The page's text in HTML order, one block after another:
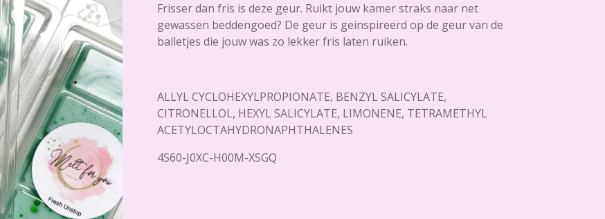
Frisser dan fris is deze geur. Ruikt jouw kamer straks naar net
gewassen beddengoed? De geur is geinspireerd op de geur van de
balletjes die jouw was zo lekker fris laten ruiken.
ALLYL CYCLOHEXYLPROPIONATE, BENZYL SALICYLATE,
CITRONELLOL, HEXYL SALICYLATE, LIMONENE, TETRAMETHYL
ACETYLOCTAHYDRONAPHTHALENES
4S60-J0XC-H00M-XSGQ